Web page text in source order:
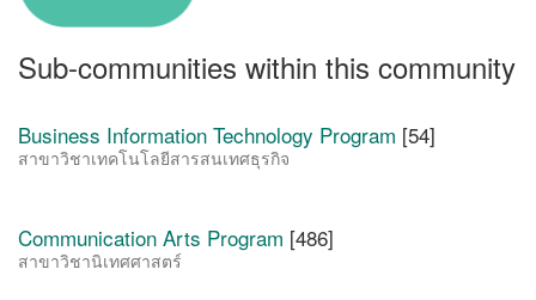
Sub-communities within this community
Business Information Technology Program [54]
สาขาวิชาเทคโนโลยีสารสนเทศธุรกิจ
Communication Arts Program [486]
สาขาวิชานิเทศศาสตร์